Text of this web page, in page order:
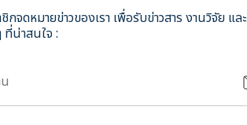
จดหมายข่าวของเรา เพื่อรับข่าวสาร งานวิจัย และ
น่าสนใจ :